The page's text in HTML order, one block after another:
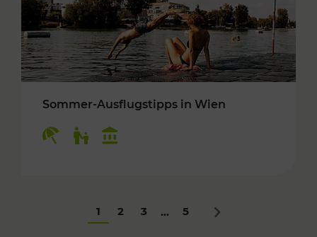
Sommer-Ausflugstipps in Wien
1 2 3 ... 5 Nächstes